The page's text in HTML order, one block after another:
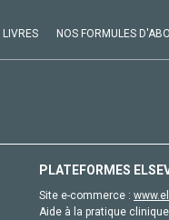
LIVRES NOS FORMULES
PLATEFORMES
Site e-commerce :
Aide à la pratique